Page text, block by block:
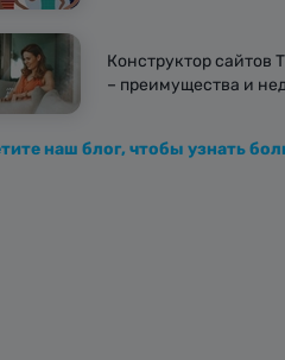
Конструктор сайтов
– преимущества и
наш блог, чтобы узнать